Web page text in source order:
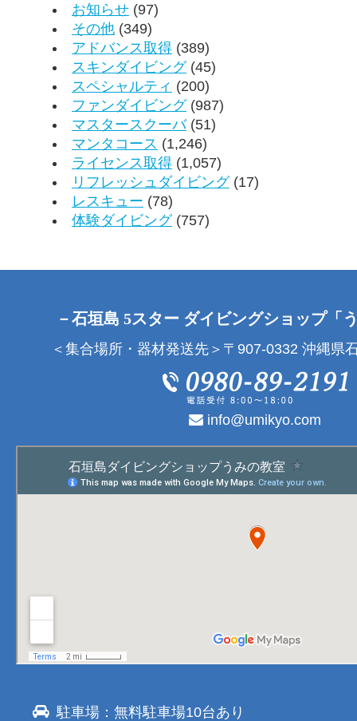
お知らせ (97)
その他 (349)
アドバンス取得 (389)
スキンダイビング(45)
スペシャルティ (200)
ファンダイビング(987)
マスタースクーバ(51)
マンタコース (1,246)
ライセンス取得 (1,057)
リフレッシュダイビング(17)
レスキュー (78)
体験ダイビング(757)
－石垣島 5スター ダイビングショップ「
＜集合場所・器材発送先＞〒907-0332 沖縄県
info@umikyo.com
駐車場：無料駐車場10台あり